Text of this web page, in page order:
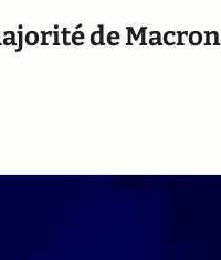
de Macron